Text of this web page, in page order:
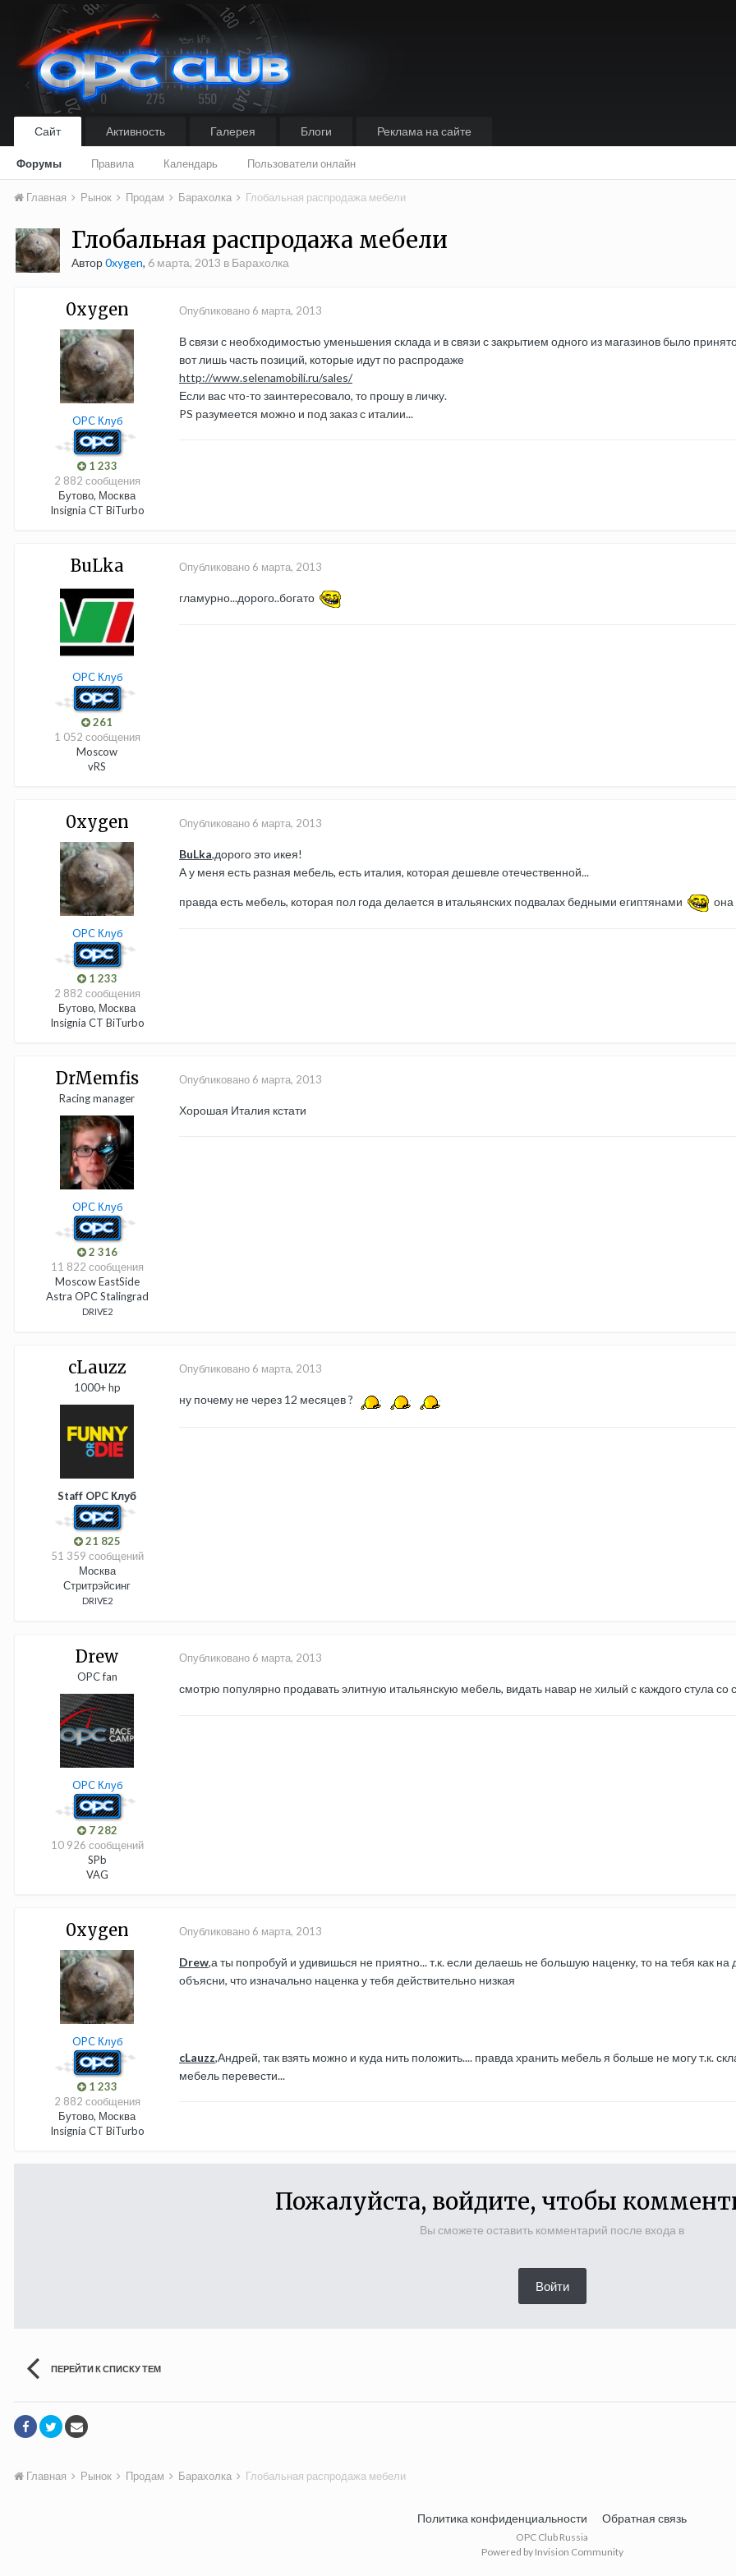
Сайт
Форумы Правила Календарь Пользователи онлайн
Активность Галерея Блоги Реклама на сайте
Главная Рынок Продам Барахолка Глобальная распродажа мебели
Глобальная распродажа мебели
Автор0xygen, 6 марта, 2013 в Барахолка
0xygen
OPC Клуб
1 233
2 882 сообщения
Бутово, Москва
Insignia CT BiTurbo
Опубликовано 6 марта, 2013
В связи с необходимостью уменьшения склада и в связи с закрытием одного из магазинов было
вот лишь часть позиций, которые идут по распродаже
http://www.selenamobili.ru/sales/
Если вас что-то заинтересовало, то прошу в личку.
PS разумеется можно и под заказ с италии...
BuLka
OPC Клуб
261
1 052 сообщения
Moscow
vRS
Опубликовано 6 марта, 2013
гламурно...дорого..богато
0xygen
OPC Клуб
1 233
2 882 сообщения
Бутово, Москва
Insignia CT BiTurbo
Опубликовано 6 марта, 2013
BuLka,дорого это икея!
А у меня есть разная мебель, есть италия, которая дешевле отечественной...
правда есть мебель, которая пол года делается в итальянских подвалах бедными египтянами она
DrMemfis
Racing manager
OPC Клуб
2 316
11 822 сообщения
Moscow EastSide
Astra OPC Stalingrad
DRIVE2
Опубликовано 6 марта, 2013
Хорошая Италия кстати
cLauzz
1000+ hp
Staff OPC Клуб
21 825
51 359 сообщений
Москва
Стритрэйсинг
DRIVE2
Опубликовано 6 марта, 2013
ну почему не через 12 месяцев ?
Drew
OPC fan
OPC Клуб
7 282
10 926 сообщений
SPb
VAG
Опубликовано 6 марта, 2013
смотрю популярно продавать элитную итальянскую мебель, видать навар не хилый с каждого стула со
0xygen
OPC Клуб
1 233
2 882 сообщения
Бутово, Москва
Insignia CT BiTurbo
Опубликовано 6 марта, 2013
Drew,а ты попробуй и удивишься не приятно... т.к. если делаешь не большую наценку, то на тебя как
объясни, что изначально наценка у тебя действительно низкая
cLauzz,Андрей, так взять можно и куда нить положить.... правда хранить мебель я больше не могу т.к.
мебель перевести...
Пожалуйста, войдите, чтобы
Вы сможете оставить комментарий после входа в
Войти
ПЕРЕЙТИ К СПИСКУ ТЕМ
Главная Рынок Продам Барахолка Глобальная распродажа мебели
Политика конфиденциальности Обратная связь
OPC Club Russia
Powered by Invision Community